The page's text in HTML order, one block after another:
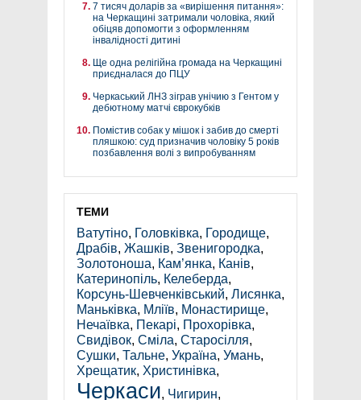
7 тисяч доларів за «вирішення питання»:
на Черкащині затримали чоловіка, який
обіцяв допомогти з оформленням
інвалідності дитині
Ще одна релігійна громада на Черкащині
приєдналася до ПЦУ
Черкаський ЛНЗ зіграв унічию з Гентом у
дебютному матчі єврокубків
Помістив собак у мішок і забив до смерті
пляшкою: суд призначив чоловіку 5 років
позбавлення волі з випробуванням
ТЕМИ
Ватутіно, Головківка, Городище,
Драбів, Жашків, Звенигородка,
Золотоноша, Кам’янка, Канів,
Катеринопіль, Келеберда,
Корсунь-Шевченківський, Лисянка,
Маньківка, Мліїв, Монастирище,
Нечаївка, Пекарі, Прохорівка,
Свидівок, Сміла, Старосілля,
Сушки, Тальне, Україна, Умань,
Хрещатик, Христинівка,
Черкаси, Чигирин,